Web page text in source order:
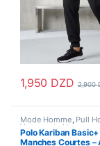
1,950 DZD 2,900
Ce produit a
Mode Homme, Pull
Vetements Homme
Polo Kariban
Manches Courtes –